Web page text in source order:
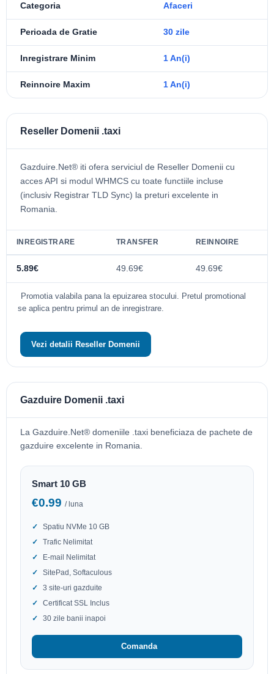
Categoria Afaceri
Perioada de Gratie 30 zile
Inregistrare Minim 1 An(i)
Reinnoire Maxim 1 An(i)
Reseller Domenii .taxi
Gazduire.Net® iti ofera serviciul de Reseller Domenii cu
acces API si modul WHMCS cu toate functiile incluse
(inclusiv Registrar TLD Sync) la preturi excelente in
Romania.
INREGISTRARE TRANSFER REINNOIRE
5.89€ 49.69€ 49.69€
Promotia valabila pana la epuizarea stocului. Pretul promotional
se aplica pentru primul an de inregistrare.
Vezi detalii Reseller Domenii
Gazduire Domenii .taxi
La Gazduire.Net® domeniile .taxi beneficiaza de pachete de
gazduire excelente in Romania.
Smart 10 GB
€0.99 / luna
Spatiu NVMe 10 GB
Trafic Nelimitat
E-mail Nelimitat
SitePad, Softaculous
3 site-uri gazduite
Certificat SSL Inclus
30 zile banii inapoi
Comanda